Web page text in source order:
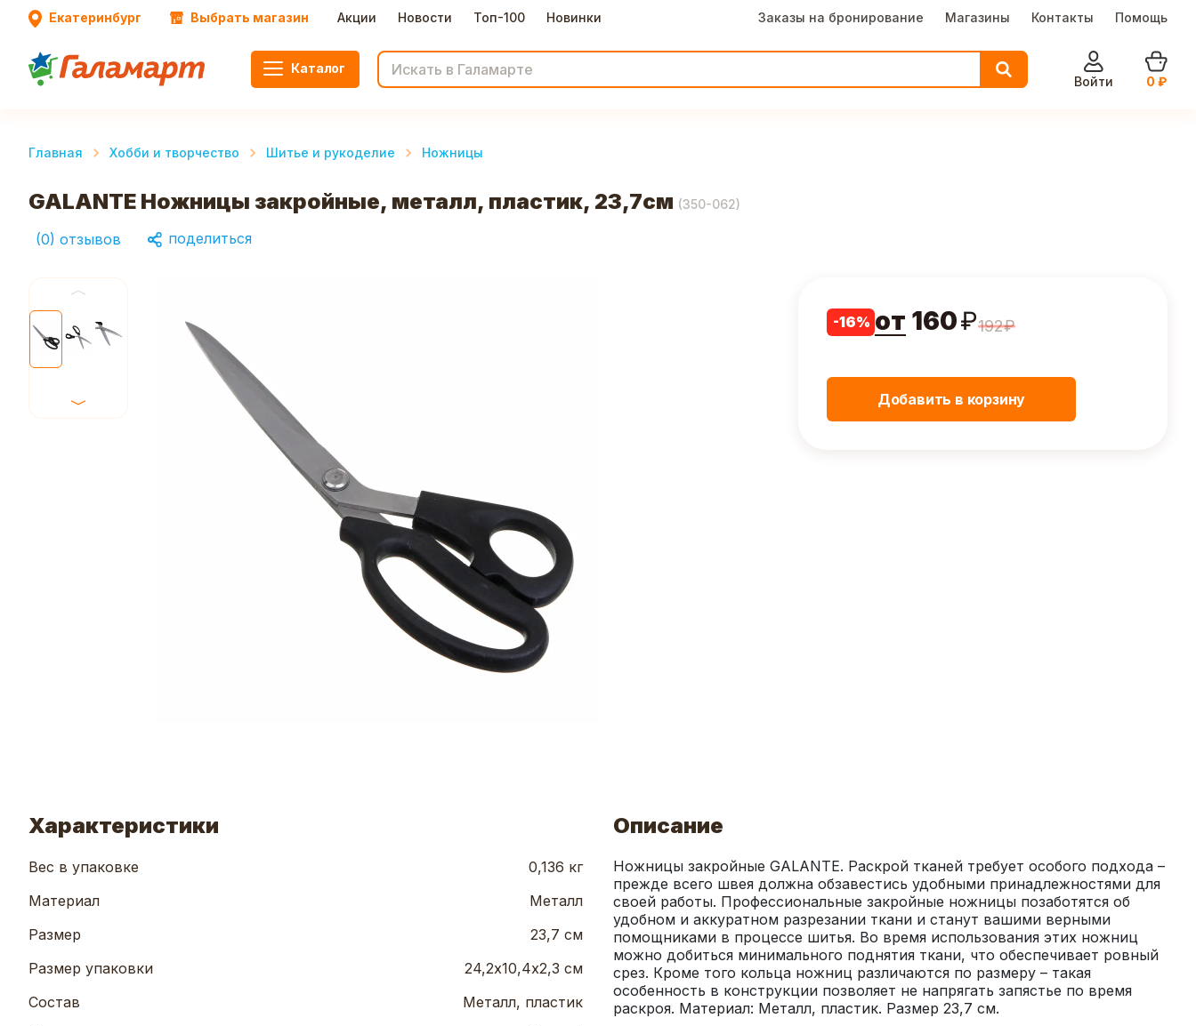
Екатеринбург Выбрать магазин Акции Новости Топ-100 Новинки Заказы на бронирование Магазины Контакты Помощь
Каталог
Войти
0 ₽
Главная Хобби и творчество Шитье и рукоделие Ножницы
GALANTE Ножницы закройные, металл, пластик, 23,7см (350-062)
(0) отзывов поделиться
-16% от 160₽192₽
Добавить в корзину
Характеристики
Вес в упаковке
0,136 кг
Материал
Металл
Размер
23,7 см
Размер упаковки
24,2х10,4х2,3 см
Состав
Металл, пластик
Описание
Ножницы закройные GALANTE. Раскрой тканей требует особого подхода –
прежде всего швея должна обзавестись удобными принадлежностями для
своей работы. Профессиональные закройные ножницы позаботятся об
удобном и аккуратном разрезании ткани и станут вашими верными
помощниками в процессе шитья. Во время использования этих ножниц
можно добиться минимального поднятия ткани, что обеспечивает ровный
срез. Кроме того кольца ножниц различаются по размеру – такая
особенность в конструкции позволяет не напрягать запястье по время
раскроя. Материал: Металл, пластик. Размер 23,7 см.